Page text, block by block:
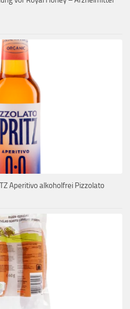
Aperitivo alkoholfrei Pizzolato